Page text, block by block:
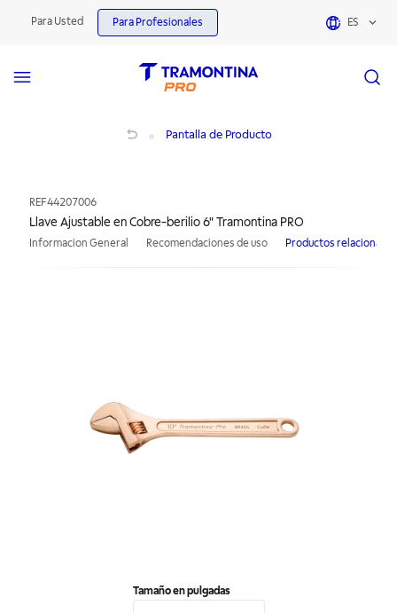
Para Usted Para Profesionales ES
Pantalla de Producto
REF44207006
Llave Ajustable en Cobre-berilio 6" Tramontina PRO
Informacion General Recomendaciones de uso Productos
Tamaño en pulgadas